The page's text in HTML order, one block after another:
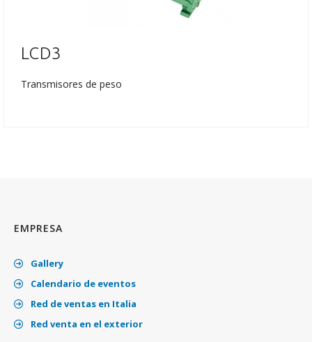
LCD3
Transmisores de peso
EMPRESA
Gallery
Calendario de eventos
Red de ventas en Italia
Red venta en el exterior